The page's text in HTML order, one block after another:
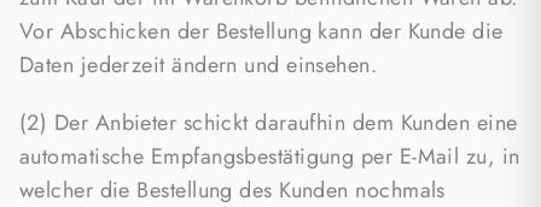
Vor Abschicken der Bestellung kann der Kunde die
Daten jederzeit ändern und einsehen.
(2) Der Anbieter schickt daraufhin dem Kunden eine
automatische Empfangsbestätigung per E-Mail zu, in
welcher die Bestellung des Kunden nochmals